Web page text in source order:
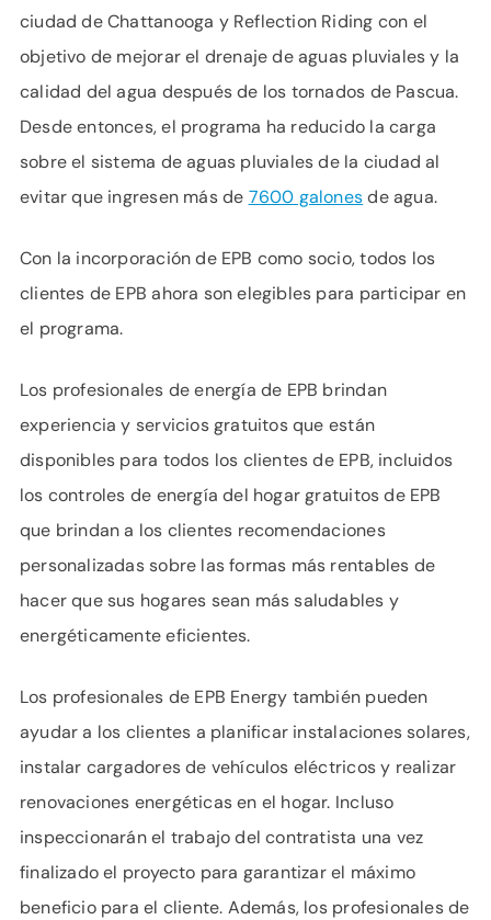
ciudad de Chattanooga y Reflection Riding con el
objetivo de mejorar el drenaje de aguas pluviales y la
calidad del agua después de los tornados de Pascua.
Desde entonces, el programa ha reducido la carga
sobre el sistema de aguas pluviales de la ciudad al
evitar que ingresen más de 7600 galonesde agua.
Con la incorporación de EPB como socio, todos los
clientes de EPB ahora son elegibles para participar en
el programa.
Los profesionales de energía de EPB brindan
experiencia y servicios gratuitos que están
disponibles para todos los clientes de EPB, incluidos
los controles de energía del hogar gratuitos de EPB
que brindan a los clientes recomendaciones
personalizadas sobre las formas más rentables de
hacer que sus hogares sean más saludables y
energéticamente eficientes.
Los profesionales de EPB Energy también pueden
ayudar a los clientes a planificar instalaciones solares,
instalar cargadores de vehículos eléctricos y realizar
renovaciones energéticas en el hogar. Incluso
inspeccionarán el trabajo del contratista una vez
finalizado el proyecto para garantizar el máximo
beneficio para el cliente. Además, los profesionales de